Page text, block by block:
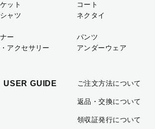
ット コート
ャツ ネクタイ
ー パンツ
アクセサリー アンダーウェア
USER GUIDE ご注文方法について
返品・交換について
領収証発行について